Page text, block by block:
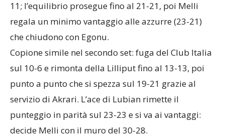
11; l’equilibrio prosegue fino al 21-21, poi Melli
regala un minimo vantaggio alle azzurre (23-21)
che chiudono con Egonu.
Copione simile nel secondo set: fuga del Club Italia
sul 10-6 e rimonta della Lilliput fino al 13-13, poi
punto a punto che si spezza sul 19-21 grazie al
servizio di Akrari. L’ace di Lubian rimette il
punteggio in parità sul 23-23 e si va ai vantaggi:
decide Melli con il muro del 30-28.